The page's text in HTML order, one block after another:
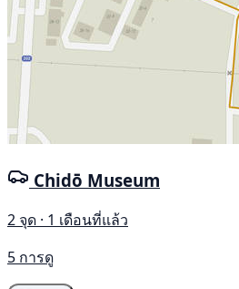
Chidō Museum
2 จุด · 1 เดือนที่แล้ว
5 การดู